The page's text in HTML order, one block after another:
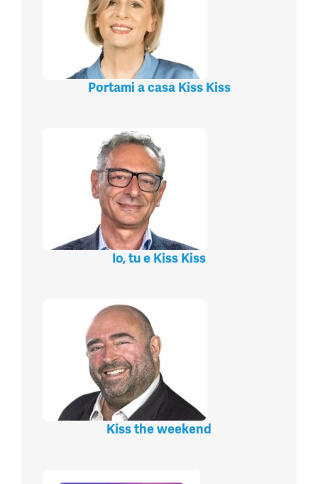
Portami a casa Kiss Kiss
Io, tu e Kiss Kiss
Kiss the weekend